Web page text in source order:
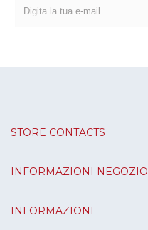
STORE CONTACTS
INFORMAZIONI NEGOZIO
INFORMAZIONI